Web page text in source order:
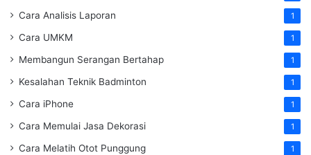
Cara Analisis Laporan 1
Cara UMKM 1
Membangun Serangan Bertahap 1
Kesalahan Teknik Badminton 1
Cara iPhone 1
Cara Memulai Jasa Dekorasi 1
Cara Melatih Otot Punggung 1